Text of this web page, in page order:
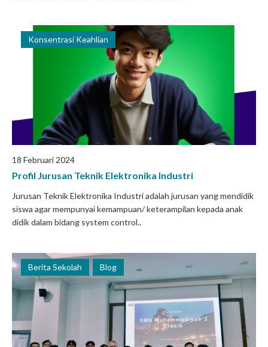
Konsentrasi Keahlian
18 Februari 2024
Profil Jurusan Teknik Elektronika Industri
Jurusan Teknik Elektronika Industri adalah jurusan yang mendidik
siswa agar mempunyai kemampuan/ keterampilan kepada anak
didik dalam bidang system control..
Berita Sekolah Blog